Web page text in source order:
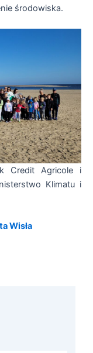
środowiska.
Credit Agricole i
Klimatu i
Wisła